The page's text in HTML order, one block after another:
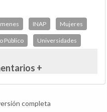
INAP Mujeres
Público Universidades
+
completa